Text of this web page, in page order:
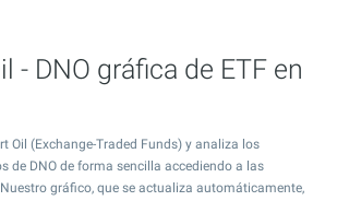
- DNO gráfica de ETF en
Oil (Exchange-Traded Funds) y analiza los
de DNO de forma sencilla accediendo a las
gráfico, que se actualiza automáticamente,